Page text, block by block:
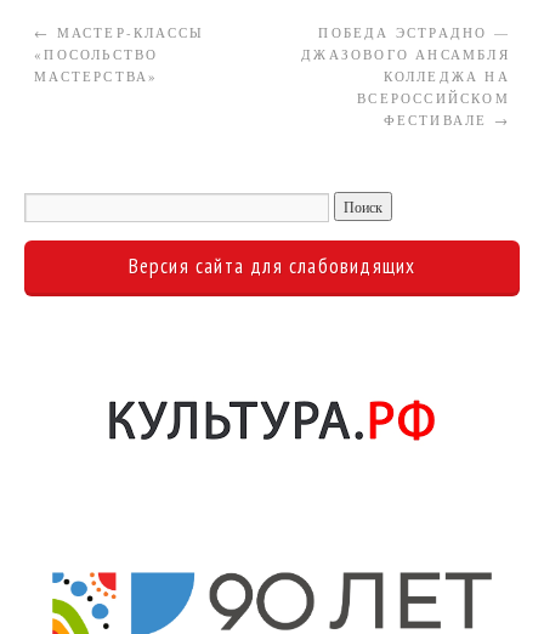
← МАСТЕР-КЛАССЫ
«ПОСОЛЬСТВО
МАСТЕРСТВА»
ПОБЕДА ЭСТРАДНО —
ДЖАЗОВОГО АНСАМБЛЯ
КОЛЛЕДЖА НА
ВСЕРОССИЙСКОМ
ФЕСТИВАЛЕ →
Версия сайта для слабовидящих